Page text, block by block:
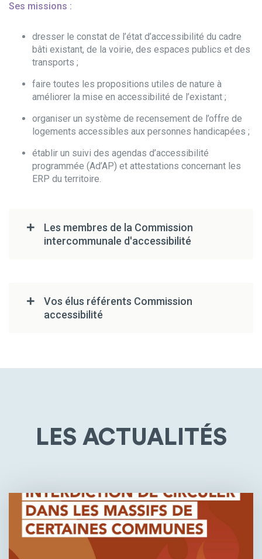
Ses missions :
dresser le constat de l’état d’accessibilité du cadre
bâti existant, de la voirie, des espaces publics et des
transports ;
faire toutes les propositions utiles de nature à
améliorer la mise en accessibilité de l’existant ;
organiser un système de recensement de l’offre de
logements accessibles aux personnes handicapées ;
établir un suivi des agendas d’accessibilité
programmée (Ad’AP) et attestations concernant les
ERP du territoire.
Les membres de la Commission
intercommunale d'accessibilité
Vos élus référents Commission
accessibilité
LES ACTUALITÉS